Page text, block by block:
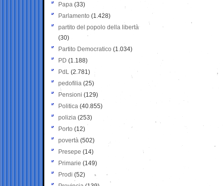
Papa (33)
Parlamento (1.428)
partito del popolo della libertà
(30)
Partito Democratico (1.034)
PD (1.188)
PdL (2.781)
pedofilia (25)
Pensioni (129)
Politica (40.855)
polizia (253)
Porto (12)
povertà (502)
Presepe (14)
Primarie (149)
Prodi (52)